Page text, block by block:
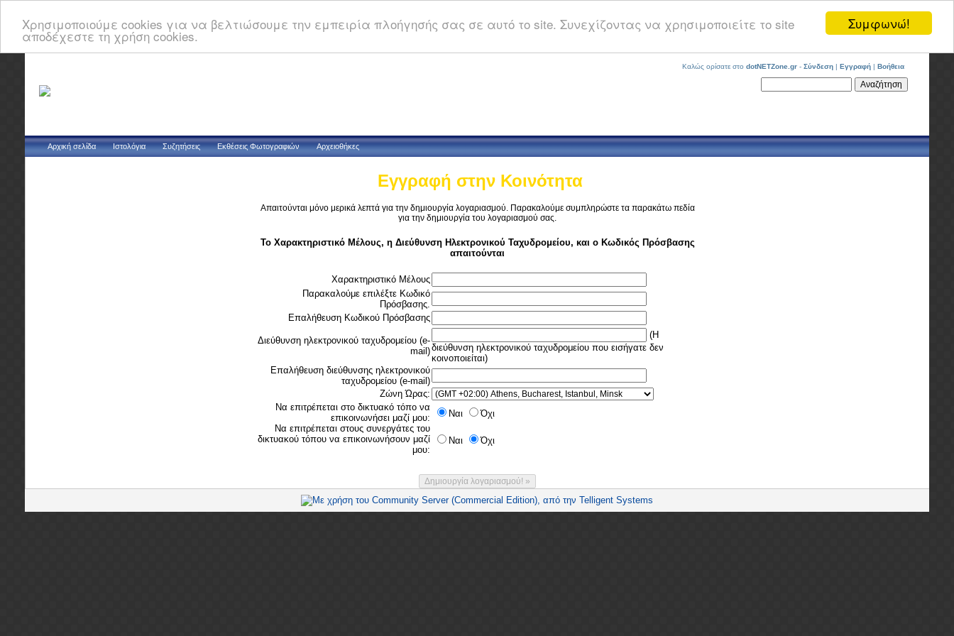
Συμφωνώ!
Χρησιμοποιούμε cookies για να βελτιώσουμε την εμπειρία πλοήγησής σας σε αυτό το site. Συνεχίζοντας να χρησιμοποιείτε το site
αποδέχεστε τη χρήση cookies.
Καλώς ορίσατε στο dotNETZone.gr - Σύνδεση | Εγγραφή | Βοήθεια
Αρχική σελίδα Ιστολόγια Συζητήσεις Εκθέσεις Φωτογραφιών Αρχειοθήκες
Εγγραφή στην Κοινότητα
Απαιτούνται μόνο μερικά λεπτά για την δημιουργία λογαριασμού. Παρακαλούμε συμπληρώστε τα παρακάτω πεδία
για την δημιουργία του λογαριασμού σας.
Το Χαρακτηριστικό Μέλους, η Διεύθυνση Ηλεκτρονικού Ταχυδρομείου, και ο Κωδικός Πρόσβασης
απαιτούνται
Χαρακτηριστικό Μέλους
Παρακαλούμε επιλέξτε Κωδικό
Πρόσβασης.
Επαλήθευση Κωδικού Πρόσβασης
Διεύθυνση ηλεκτρονικού ταχυδρομείου (e-
mail)
(Η
διεύθυνση ηλεκτρονικού ταχυδρομείου που εισήγατε δεν
κοινοποιείται)
Επαλήθευση διεύθυνσης ηλεκτρονικού
ταχυδρομείου (e-mail)
Ζώνη Ώρας:
Να επιτρέπεται στο δικτυακό τόπο να
επικοινωνήσει μαζί μου:
Ναι
Όχι
Να επιτρέπεται στους συνεργάτες του
δικτυακού τόπου να επικοινωνήσουν μαζί
μου:
Ναι Όχι